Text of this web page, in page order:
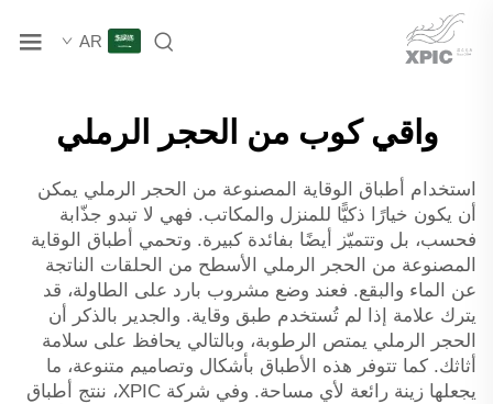
AR
واقي كوب من الحجر الرملي
استخدام أطباق الوقاية المصنوعة من الحجر الرملي يمكن
أن يكون خيارًا ذكيًّا للمنزل والمكاتب. فهي لا تبدو جذّابة
فحسب، بل وتتميّز أيضًا بفائدة كبيرة. وتحمي أطباق الوقاية
المصنوعة من الحجر الرملي الأسطح من الحلقات الناتجة
عن الماء والبقع. فعند وضع مشروب بارد على الطاولة، قد
يترك علامة إذا لم تُستخدم طبق وقاية. والجدير بالذكر أن
الحجر الرملي يمتص الرطوبة، وبالتالي يحافظ على سلامة
أثاثك. كما تتوفر هذه الأطباق بأشكال وتصاميم متنوعة، ما
يجعلها زينة رائعة لأي مساحة. وفي شركة XPIC، ننتج أطباق